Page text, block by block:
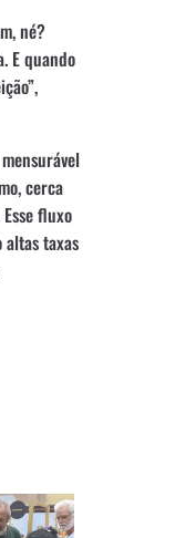
né?
E quando
cerca
fluxo
taxas